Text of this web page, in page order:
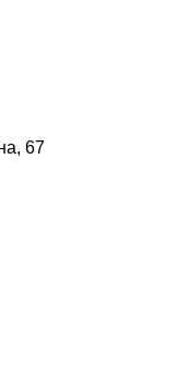
67